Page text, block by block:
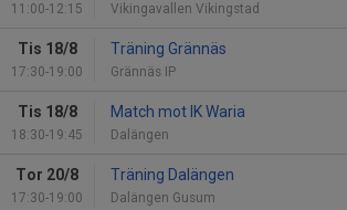
11:00-12:15 Vikingavallen Vikingstad
Tis 18/8
17:30-19:00
Träning Grännäs
Grännäs IP
Tis 18/8
18:30-19:45
Match mot IK Waria
Dalängen
Tor 20/8
17:30-19:00
Träning Dalängen
Dalängen Gusum